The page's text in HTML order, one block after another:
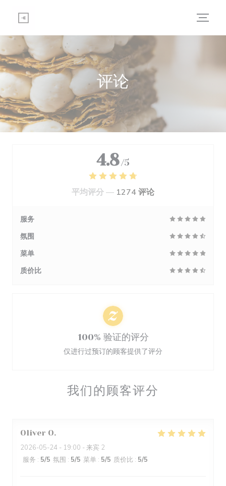
评论
我们的顾客评分
Oliver O
2026-05-24 - 19:00 - 来宾 2
服务 : 5/5 氛围 : 5/5 菜单 : 5/5 质价比 : 5/5
4.8 /5
平均评分 — 1274 评论
服务
氛围
菜单
质价比
100% 验证的评分
仅进行过预订的顾客提供了评分